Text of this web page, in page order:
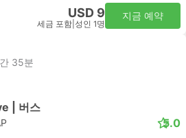
USD 9
세금 포함 성인 1명
지금 예약
35분
| 버스
5.0